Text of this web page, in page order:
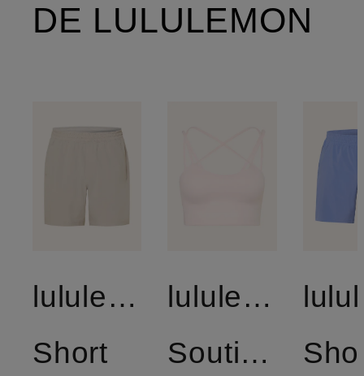
DE LULULEMON
lululemon
Short
lululemon
Soutien-